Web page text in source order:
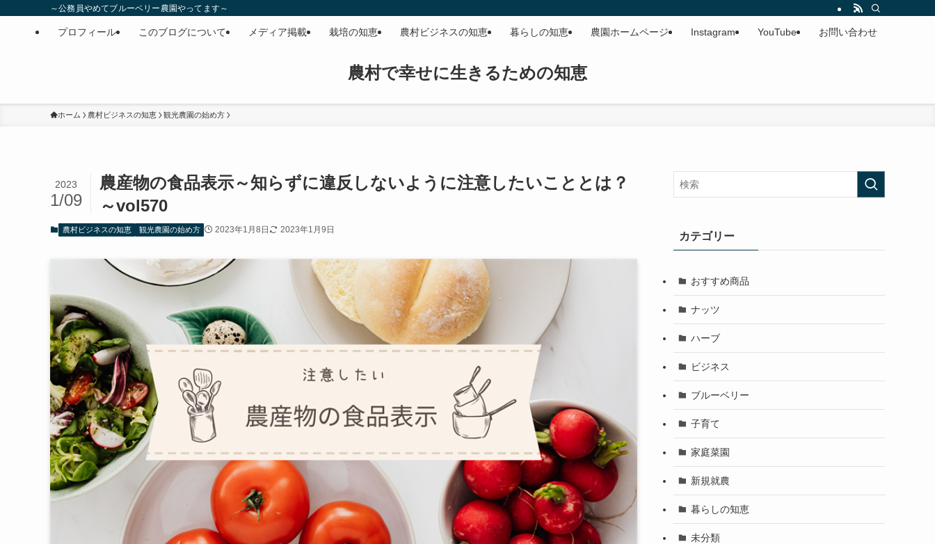
～公務員やめてブルーベリー農園やってます～
農村で幸せに生きるための知恵
プロフィール このブログについて メディア掲載 栽培の知恵 農村ビジネスの知恵 暮らしの知恵 農園ホームページ Instagram YouTube お問い合わせ
ホーム 農村ビジネスの知恵 観光農園の始め方
農産物の食品表示～知らずに違反しないように注意したいこととは？
～vol570
2023
1/09
農村ビジネスの知恵 観光農園の始め方 2023年1月8日 2023年1月9日
カテゴリー
おすすめ商品
ナッツ
ハーブ
ビジネス
ブルーベリー
子育て
家庭菜園
新規就農
暮らしの知恵
未分類